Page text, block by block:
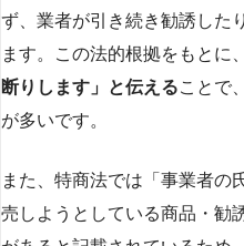
ず、業者が引き続き勧誘した
ます。この法的根拠をもとに、
断りします」と伝えることで
が多いです​​。
また、特商法では「事業者の
売しようとしている商品・勧